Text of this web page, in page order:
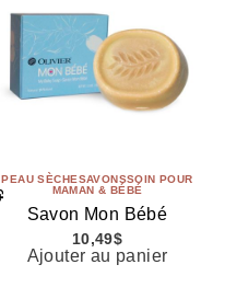
PEAU SÈCHESAVONSSOIN POUR
MAMAN & BÉBÉ
Savon Mon Bébé
10,49$
Ajouter au panier